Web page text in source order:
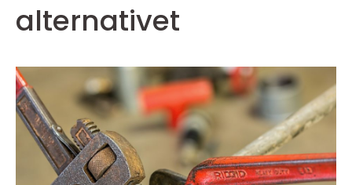
alternativet